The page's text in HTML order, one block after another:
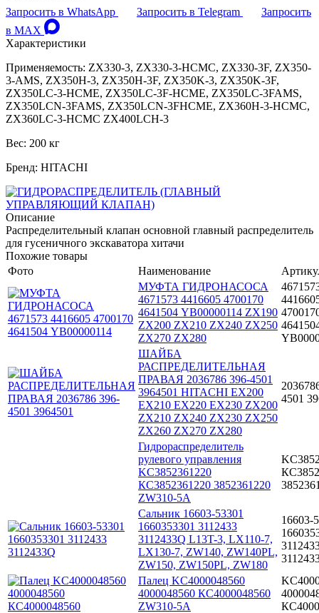
Запросить в WhatsApp
Запросить в Telegram
Запросить
в MAX
Характеристики
Применяемость: ZX330-3, ZX330-3-HCMC, ZX330-3F, ZX350-
3-AMS, ZX350H-3, ZX350H-3F, ZX350K-3, ZX350K-3F,
ZX350LC-3-HCME, ZX350LC-3F-HCME, ZX350LC-3FAMS,
ZX350LCN-3FAMS, ZX350LCN-3FHCME, ZX360H-3-HCMC,
ZX360LC-3-HCMC ZX400LCH-3
Вес: 200 кг
Бренд: HITACHI
Описание
Распределительный клапан основной главный распределитель
для гусеничного экскаватора хитачи
Похожие товары
Фото
Наименование
МУФТА ГИДРОНАСОСА
4671573 4416605 4700170
4641504 YB00000114 ZX190
ZX200 ZX210 ZX240 ZX250
ZX270 ZX280
ШАЙБА
РАСПРЕДЕЛИТЕЛЬНАЯ
ПРАВАЯ 2036786 396-4501
3964501 HITACHI EX200
EX210 EX220 EX230 ZX200
ZX210 ZX240 ZX230 ZX250
ZX260 ZX270 ZX280
4501
Гидрораспределитель
рулевого управления
KC3852361220
КС3852361220 3852361220
ZW310-5A
Сальник 16603-53301
1660353301 3112433
3112433Q L13T-3, LX110-7,
LX130-7, ZW140, ZW140PL,
ZW150, ZW150PL, ZW180
16603-
Палец KC4000048560
4000048560 КС4000048560
ZW310-5A